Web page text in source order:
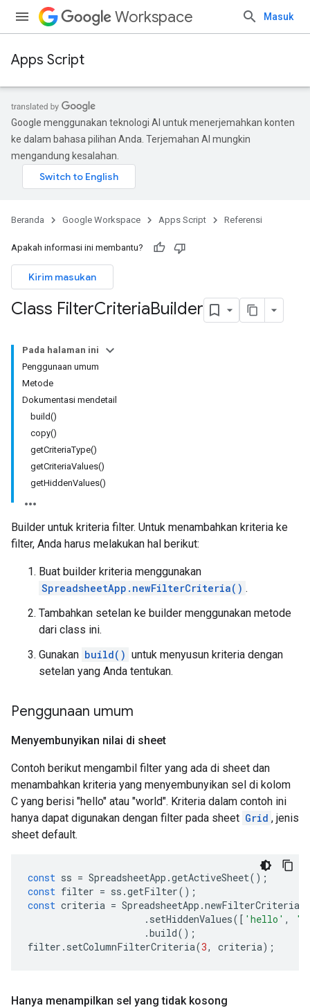
Workspace Masuk
Apps Script
Google menggunakan teknologi AI untuk menerjemahkan konten
ke dalam bahasa pilihan Anda. Terjemahan AI mungkin
mengandung kesalahan.
Beranda Google Workspace Apps Script Referensi
Apakah informasi ini membantu?
Kirim masukan
Class FilterCriteriaBuilder
Pada halaman ini
Penggunaan umum
Metode
Dokumentasi mendetail
build()
copy()
getCriteriaType()
getCriteriaValues()
getHiddenValues()
Builder untuk kriteria filter. Untuk menambahkan kriteria ke
filter, Anda harus melakukan hal berikut:
Buat builder kriteria menggunakan
SpreadsheetApp.newFilterCriteria() .
Tambahkan setelan ke builder menggunakan metode
dari class ini.
Gunakan build() untuk menyusun kriteria dengan
setelan yang Anda tentukan.
Penggunaan umum
Menyembunyikan nilai di sheet
Contoh berikut mengambil filter yang ada di sheet dan
menambahkan kriteria yang menyembunyikan sel di kolom
C yang berisi "hello" atau "world". Kriteria dalam contoh ini
hanya dapat digunakan dengan filter pada sheet Grid , jenis
sheet default.
const ss = SpreadsheetApp .getActiveSheet();
const filter = ss .getFilter();
const criteria = SpreadsheetApp .newFilterCriteria
. setHiddenValues([ 'hello' ,
.build();
filter . setColumnFilterCriteria(3, criteria);
Hanya menampilkan sel yang tidak kosong